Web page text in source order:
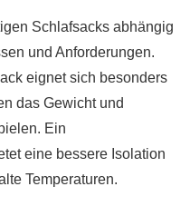
Schlafsacks abhängig
und Anforderungen.
eignet sich besonders
das Gewicht und
Ein
eine bessere Isolation
Temperaturen.